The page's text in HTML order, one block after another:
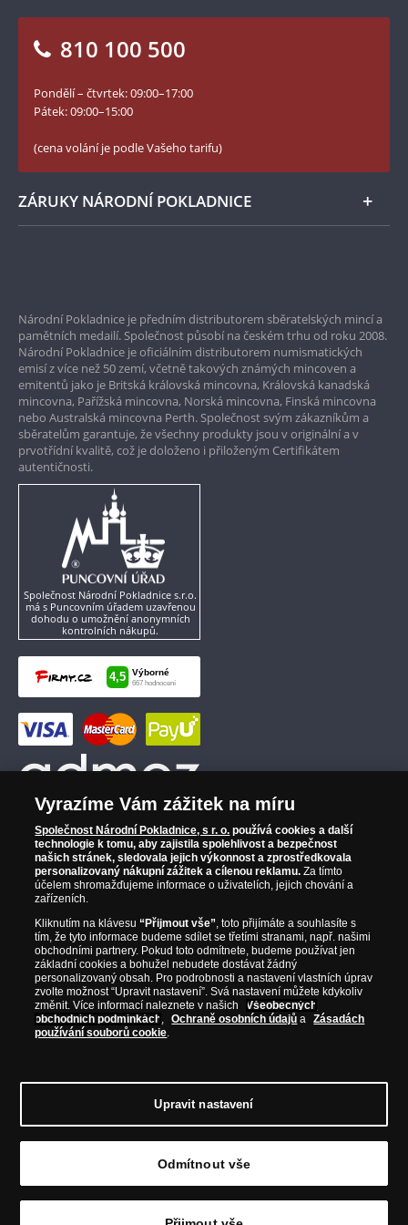
Numismatické novinky
Blog Pokladnice mincí
Facebook Národní Pokladnice
Twitter Národní Pokladnice
LinkedIn Národní Pokladnice
Instagram Národní Pokladnice
810 100 500
Pondělí – čtvrtek: 09:00–17:00
Pátek: 09:00–15:00
(cena volání je podle Vašeho tarifu)
ZÁRUKY NÁRODNÍ POKLADNICE
Garance nejvyšší kvality
Pouze originální produkty
Národní Pokladnice je předním distributorem sběratelských mincí a
pamětních medailí. Společnost působí na českém trhu od roku 2008.
Národní Pokladnice je oficiálním distributorem numismatických
emisí z více než 50 zemí, včetně takových známých mincoven a
emitentů jako je Britská královská mincovna, Královská kanadská
mincovna, Pařížská mincovna, Norská mincovna, Finská mincovna
nebo Australská mincovna Perth. Společnost svým zákazníkům a
sběratelům garantuje, že všechny produkty jsou v originální a v
prvotřídní kvalitě, což je doloženo i přiloženým Certifikátem
autentičnosti.
Společnost Národní Pokladnice s.r.o.
má s Puncovním úřadem uzavřenou
dohodu o umožnění anonymních
kontrolních nákupů.
Tel.: 810 100 500E-mail: info@narodnipokladnice.cz, www.narodnipokladnice.cz;
soudem v Praze, oddíl C, vložka 146644
Upravit nastavení souborů cookie můžetekliknutím na tento
odkaz.
Vyrazíme Vám zážitek na míru
Společnost Národní Pokladnice, s r. o. používá cookies a další
technologie k tomu, aby zajistila spolehlivost a bezpečnost
našich stránek, sledovala jejich výkonnost a zprostředkovala
personalizovaný nákupní zážitek a cílenou reklamu. Za tímto
účelem shromažďujeme informace o uživatelích, jejich chování a
zařízeních.
Kliknutím na klávesu“Přijmout vše”, toto přijímáte a souhlasíte s
tím, že tyto informace budeme sdílet se třetími stranami, např. našimi
obchodními partnery. Pokud toto odmítnete, budeme používat jen
základní cookies a bohužel nebudete dostávat žádný
personalizovaný obsah. Pro podrobnosti a nastavení vlastních úprav
zvolte možnost “Upravit nastavení”. Svá nastavení můžete kdykoliv
změnit. Více informací naleznete v našich
Všeobecných
obchodních podmínkách , Ochraně osobních údajů a
Zásadách
používání souborů cookie.
Upravit nastavení
Odmítnout vše